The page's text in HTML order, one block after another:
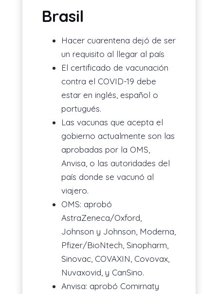
Brasil
Hacer cuarentena dejó de ser
un requisito al llegar al país
El certificado de vacunación
contra el COVID-19 debe
estar en inglés, español o
portugués.
Las vacunas que acepta el
gobierno actualmente son las
aprobadas por la OMS,
Anvisa, o las autoridades del
país donde se vacunó al
viajero.
OMS: aprobó
AstraZeneca/Oxford,
Johnson y Johnson, Moderna,
Pfizer/BioNtech, Sinopharm,
Sinovac, COVAXIN, Covovax,
Nuvaxovid, y CanSino.
Anvisa: aprobó Comirnaty